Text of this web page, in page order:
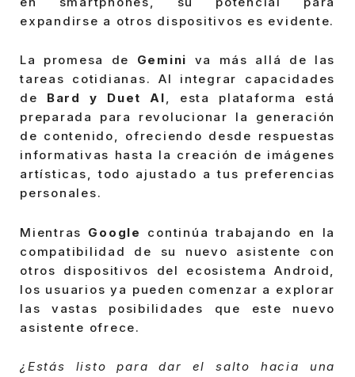
expandirse a otros dispositivos es evidente.
La promesa de Gemini
va más allá de las
tareas cotidianas. Al integrar capacidades
de Bard y Duet AI, esta plataforma está
preparada para revolucionar la generación
de contenido, ofreciendo desde respuestas
informativas hasta la creación de imágenes
artísticas, todo ajustado a tus preferencias
personales.
Mientras Google
continúa trabajando en la
compatibilidad de su nuevo asistente con
otros dispositivos del ecosistema Android,
los usuarios ya pueden comenzar a explorar
las vastas posibilidades que este nuevo
asistente ofrece.
¿Estás listo para dar el salto hacia una